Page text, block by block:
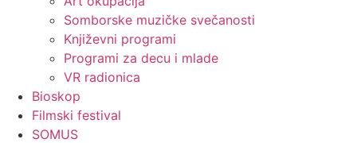
Somborske muzičke svečanosti
Književni programi
Programi za decu i mlade
VR radionica
Bioskop
Filmski festival
SOMUS